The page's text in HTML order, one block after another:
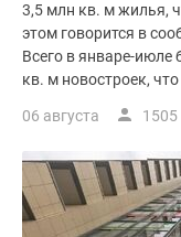
3,5 млн кв. м жилья,
этом говорится в
Всего в январе-июле
кв. м новостроек,
06 августа 1505